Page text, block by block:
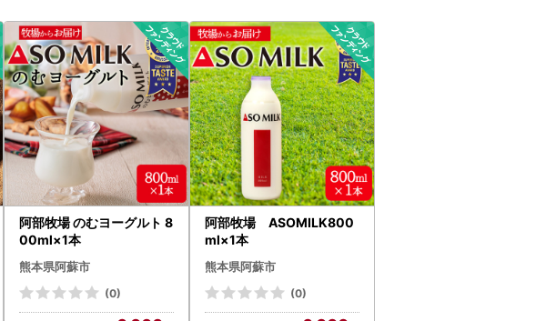
阿部牧場 のむヨーグルト 8
00ml×1本
熊本県阿蘇市
(0)
阿部牧場 ASOMILK800
ml×1本
熊本県阿蘇市
(0)